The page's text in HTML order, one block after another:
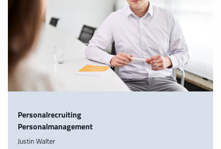
Personalrecruiting
Personalmanagement
Justin Walter